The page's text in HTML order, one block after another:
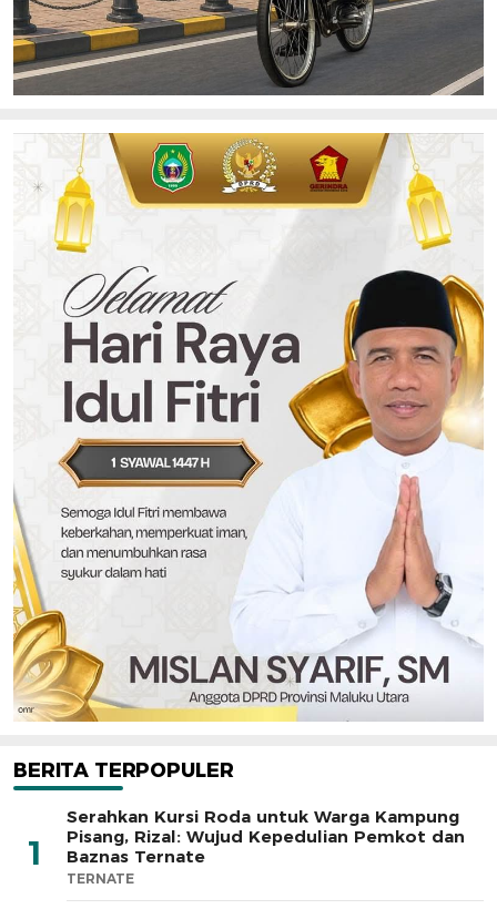
BERITA TERPOPULER
1
Serahkan Kursi Roda untuk Warga Kampung
Pisang, Rizal: Wujud Kepedulian Pemkot dan
Baznas Ternate
TERNATE